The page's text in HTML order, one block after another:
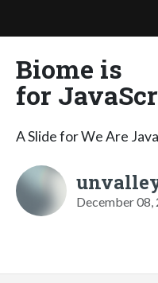
Biome is
for
A Slide for We Are
December 08,